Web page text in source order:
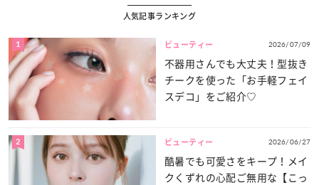
人気記事ランキング
1 ビューティー 2026/07/09
不器用さんでも大丈夫！型抜き
チークを使った「お手軽フェイ
スデコ」をご紹介♡
2 ビューティー 2026/06/27
酷暑でも可愛さをキープ！メイ
クくずれの心配ご無用な【こっ